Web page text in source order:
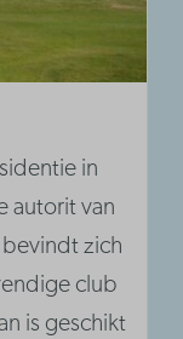
in
autorit van
zich
club
is geschikt